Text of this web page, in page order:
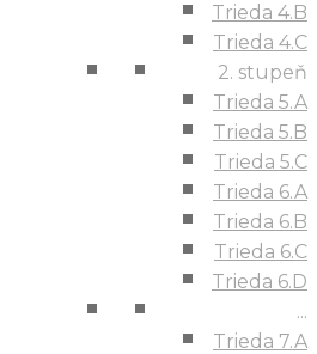
Trieda 4.B
Trieda 4.C
2. stupeň
Trieda 5.A
Trieda 5.B
Trieda 5.C
Trieda 6.A
Trieda 6.B
Trieda 6.C
Trieda 6.D
...
Trieda 7.A